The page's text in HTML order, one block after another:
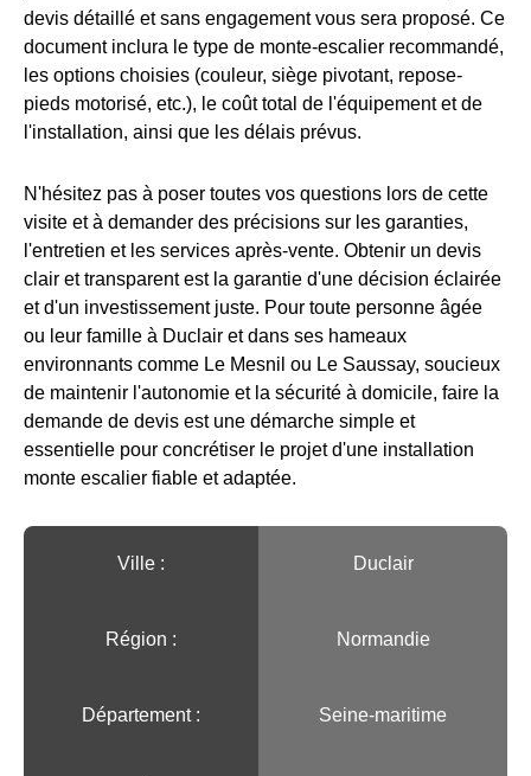
devis détaillé et sans engagement vous sera proposé. Ce
document inclura le type de monte-escalier recommandé,
les options choisies (couleur, siège pivotant, repose-
pieds motorisé, etc.), le coût total de l'équipement et de
l'installation, ainsi que les délais prévus.
N'hésitez pas à poser toutes vos questions lors de cette
visite et à demander des précisions sur les garanties,
l'entretien et les services après-vente. Obtenir un devis
clair et transparent est la garantie d'une décision éclairée
et d'un investissement juste. Pour toute personne âgée
ou leur famille à Duclair et dans ses hameaux
environnants comme Le Mesnil ou Le Saussay, soucieux
de maintenir l'autonomie et la sécurité à domicile, faire la
demande de devis est une démarche simple et
essentielle pour concrétiser le projet d'une installation
monte escalier fiable et adaptée.
Ville :️ Duclair
Région :️ Normandie
Département : Seine-maritime